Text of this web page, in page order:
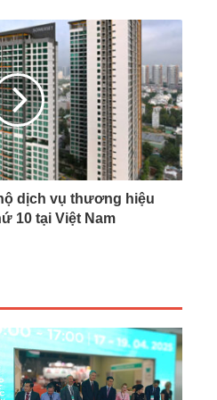
dịch vụ thương hiệu
10 tại Việt Nam